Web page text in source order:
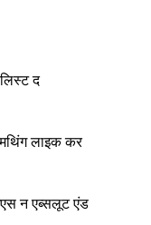
द
लाइक कर
न एब्सलूट एंड